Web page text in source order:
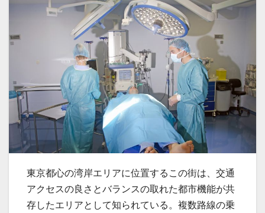
東京都心の湾岸エリアに位置するこの街は、交通
アクセスの良さとバランスの取れた都市機能が共
存したエリアとして知られている。 複数路線の乗